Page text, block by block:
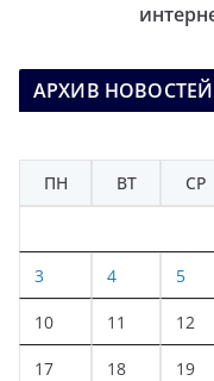
АРХИВ НОВОСТЕЙ
ПН
ВТ СР
3 4 5
10 11 12
17 18 19